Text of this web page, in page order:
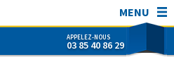
MENU
APPELEZ-NOUS
03 85 40 86 29